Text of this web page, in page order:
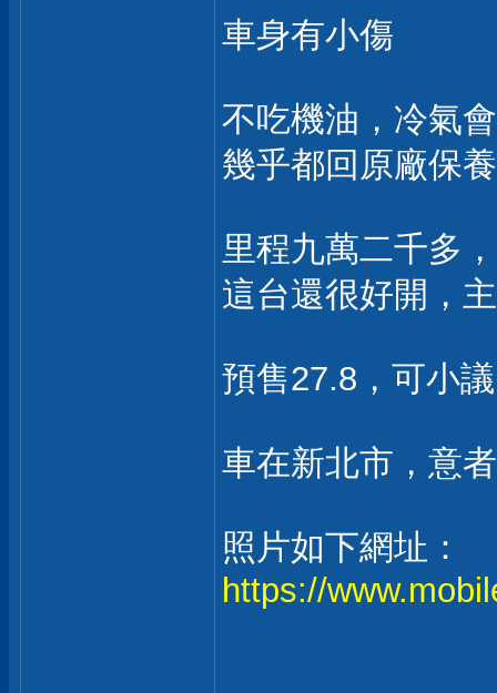
車身有小傷
不吃機油，冷氣
幾乎都回原廠保
里程九萬二千多
這台還很好開，
預售27.8，可小
車在新北市，意
照片如下網址：
https://